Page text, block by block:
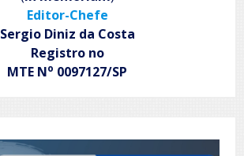
Editor-Chefe
Sergio Diniz da Costa
Registro no
MTE No 0097127/SP